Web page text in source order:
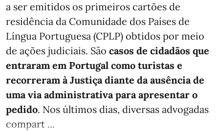
a ser emitidos os primeiros cartões de
residência da Comunidade dos Países de
Língua Portuguesa (CPLP) obtidos por meio
de ações judiciais. São casos de cidadãos que
entraram em Portugal como turistas e
recorreram à Justiça diante da ausência de
uma via administrativa para apresentar o
pedido. Nos últimos dias, diversas advogadas
compart ...